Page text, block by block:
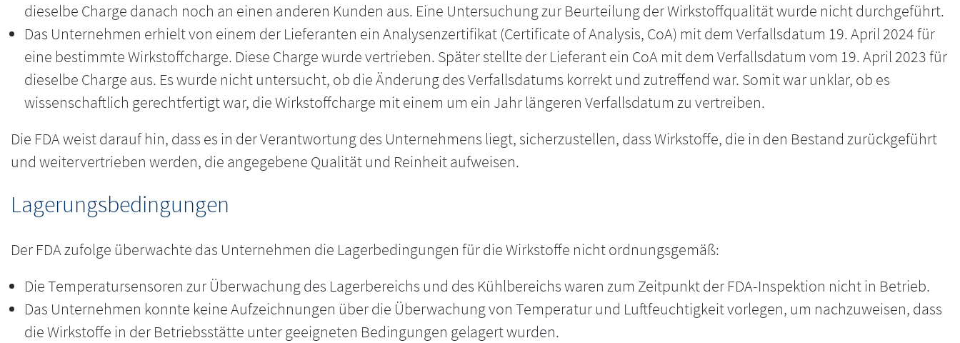
dieselbe Charge danach noch an einen anderen Kunden aus. Eine Untersuchung zur Beurteilung der Wirkstoffqualität wurde nicht durchgeführt.
Das Unternehmen erhielt von einem der Lieferanten ein Analysenzertifikat (Certificate of Analysis, CoA) mit dem Verfallsdatum 19. April 2024 für
eine bestimmte Wirkstoffcharge. Diese Charge wurde vertrieben. Später stellte der Lieferant ein CoA mit dem Verfallsdatum vom 19. April 2023 für
dieselbe Charge aus. Es wurde nicht untersucht, ob die Änderung des Verfallsdatums korrekt und zutreffend war. Somit war unklar, ob es
wissenschaftlich gerechtfertigt war, die Wirkstoffcharge mit einem um ein Jahr längeren Verfallsdatum zu vertreiben.
Die FDA weist darauf hin, dass es in der Verantwortung des Unternehmens liegt, sicherzustellen, dass Wirkstoffe, die in den Bestand zurückgeführt
und weitervertrieben werden, die angegebene Qualität und Reinheit aufweisen.
Lagerungsbedingungen
Der FDA zufolge überwachte das Unternehmen die Lagerbedingungen für die Wirkstoffe nicht ordnungsgemäß:
Die Temperatursensoren zur Überwachung des Lagerbereichs und des Kühlbereichs waren zum Zeitpunkt der FDA-Inspektion nicht in Betrieb.
Das Unternehmen konnte keine Aufzeichnungen über die Überwachung von Temperatur und Luftfeuchtigkeit vorlegen, um nachzuweisen, dass
die Wirkstoffe in der Betriebsstätte unter geeigneten Bedingungen gelagert wurden.